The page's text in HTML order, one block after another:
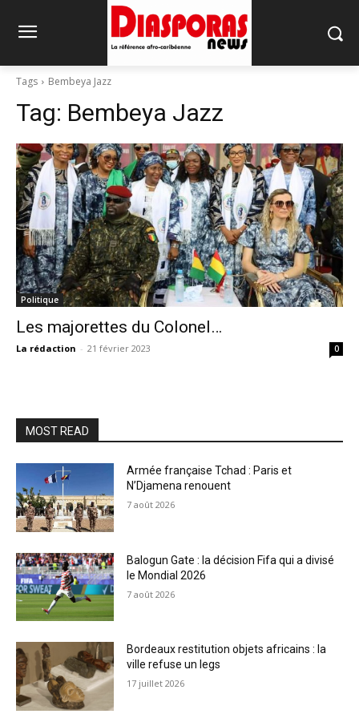
Tags Bembeya Jazz
Tag: Bembeya Jazz
Politique
Les majorettes du Colonel…
La rédaction - 21 février 2023 0
MOST READ
Armée française Tchad : Paris et
N’Djamena renouent
7 août 2026
Balogun Gate : la décision Fifa qui a divisé
le Mondial 2026
7 août 2026
Bordeaux restitution objets africains : la
ville refuse un legs
17 juillet 2026